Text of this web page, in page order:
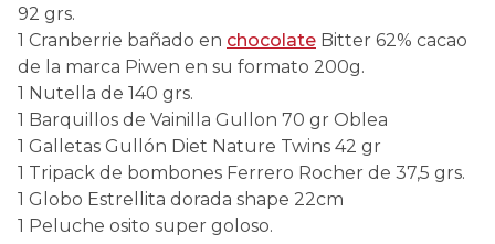
92 grs.
1 Cranberrie bañado en chocolate Bitter 62% cacao
de la marca Piwen en su formato 200g.
1 Nutella de 140 grs.
1 Barquillos de Vainilla Gullon 70 gr Oblea
1 Galletas Gullón Diet Nature Twins 42 gr
1 Tripack de bombones Ferrero Rocher de 37,5 grs.
1 Globo Estrellita dorada shape 22cm
1 Peluche osito super goloso.